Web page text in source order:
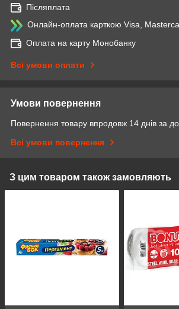
Післяплата
Онлайн-оплата карткою Visa,
Оплата на карту Монобанку
Всі умови оплати
Умови повернення
Повернення товару впродовж 14 днів за
Всі умови повернення
З цим товаром також замовляють